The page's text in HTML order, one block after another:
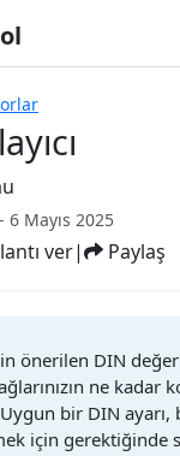
- 6 Mayıs 2025
ver| Paylaş
önerilen DIN
ne kadar
bir DIN ayarı,
için gerektiğinde